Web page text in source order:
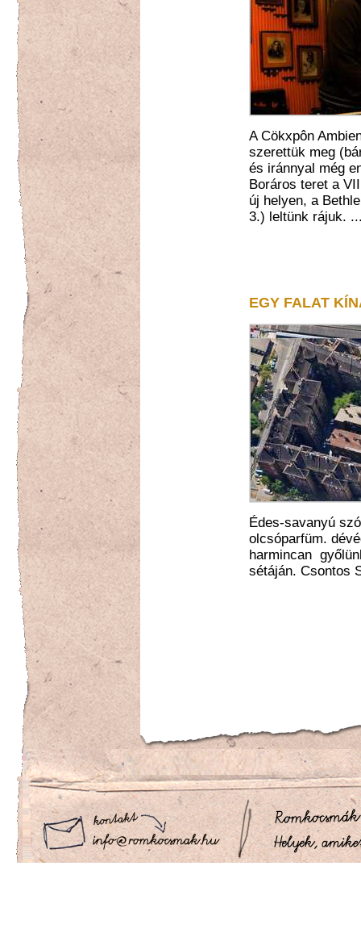
A Cökxpôn
szerettük meg
és iránnyal még
Boráros teret a
új helyen, a
3.) leltünk rájuk.
EGY FALAT
Édes-savanyú
olcsóparfüm.
harmincan
sétáján. Csontos